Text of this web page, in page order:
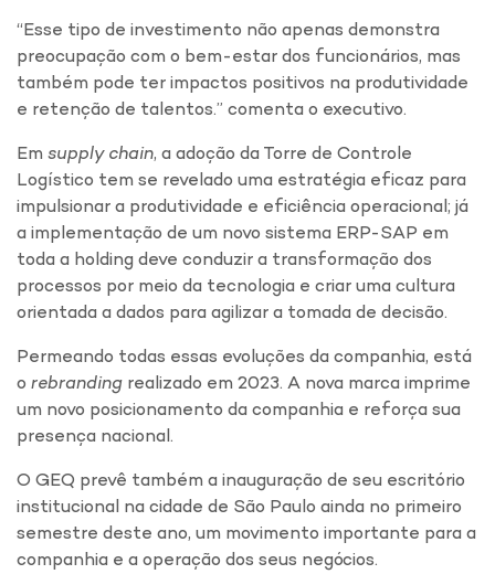
“Esse tipo de investimento não apenas demonstra
preocupação com o bem-estar dos funcionários, mas
também pode ter impactos positivos na produtividade
e retenção de talentos.” comenta o executivo.
Em supply chain, a adoção da Torre de Controle
Logístico tem se revelado uma estratégia eficaz para
impulsionar a produtividade e eficiência operacional; já
a implementação de um novo sistema ERP-SAP em
toda a holding deve conduzir a transformação dos
processos por meio da tecnologia e criar uma cultura
orientada a dados para agilizar a tomada de decisão.
Permeando todas essas evoluções da companhia, está
o rebranding realizado em 2023. A nova marca imprime
um novo posicionamento da companhia e reforça sua
presença nacional.
O GEQ prevê também a inauguração de seu escritório
institucional na cidade de São Paulo ainda no primeiro
semestre deste ano, um movimento importante para a
companhia e a operação dos seus negócios.